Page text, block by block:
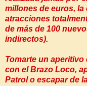
millones de euros,
atracciones
de más de 100
indirectos).
Tomarte un aperitivo
con el Brazo Loco,
Patrol o escapar de